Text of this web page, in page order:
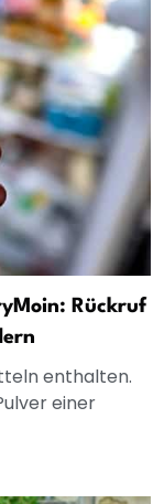
Rückruf
enthalten.
einer